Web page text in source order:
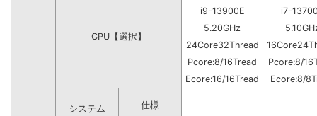
CPU【選択】
i9-13900E
i7-
5.20GHz
24Core32Thread
Pcore:8/16Tread
Pcore:8/
Ecore:16/16Tread
Ecore:8/
システム
仕様